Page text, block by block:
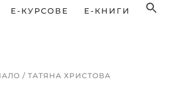
Е-КУРСОВЕ Е-КНИГИ
/ ТАТЯНА ХРИСТОВА